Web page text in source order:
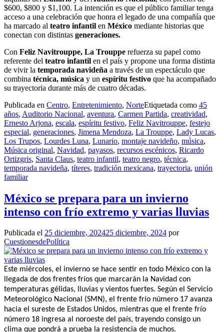
$600, $800 y $1,100. La intención es que el público familiar tenga
acceso a una celebración que honra el legado de una compañía que
ha marcado al teatro infantil en México mediante historias que
conectan con distintas generaciones.
Con Feliz Navitrouppe, La Trouppe refuerza su papel como
referente del teatro infantil en el país y propone una forma distinta
de vivir la temporada navideña a través de un espectáculo que
combina técnica, música y un espíritu festivo que ha acompañado
su trayectoria durante más de cuatro décadas.
Publicada en Centro, Entretenimiento, NorteEtiquetada como 45
años, Auditorio Nacional, aventura, Carmen Partida, creatividad,
Ernesto Arjona, escala, espíritu festivo, Feliz Navitrouppe, festejo
especial, generaciones, Jimena Mendoza, La Trouppe, Lady Lucas,
Los Trupos, Lourdes Luna, Lunario, montaje navideño, música,
Música original, Navidad, payasos, recursos escénicos, Ricardo
Ortizgris, Santa Claus, teatro infantil, teatro negro, técnica,
temporada navideña, títeres, tradición mexicana, trayectoria, unión
familiar
México se prepara para un invierno
intenso con frío extremo y varias lluvias
Publicada el 25 diciembre, 202425 diciembre, 2024 por
CuestionesdePolítica
Este miércoles, el invierno se hace sentir en todo México con la
llegada de dos frentes fríos que marcarán la Navidad con
temperaturas gélidas, lluvias y vientos fuertes. Según el Servicio
Meteorológico Nacional (SMN), el frente frío número 17 avanza
hacia el sureste de Estados Unidos, mientras que el frente frío
número 18 ingresa al noroeste del país, trayendo consigo un
clima que pondrá a prueba la resistencia de muchos.